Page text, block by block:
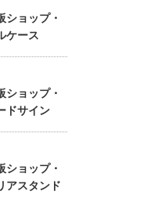
ショップ・
ケース
ショップ・
ドサイン
ショップ・
アスタンド